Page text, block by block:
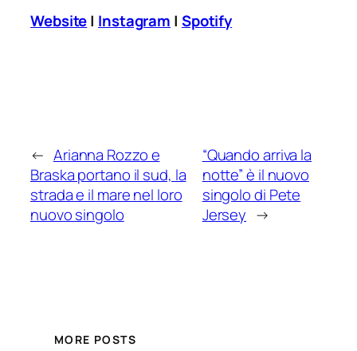
Website| Instagram | Spotify
← Arianna Rozzo e
Braska portano il sud, la
strada e il mare nel loro
nuovo singolo
“Quando arriva la
notte” è il nuovo
singolo di Pete
Jersey →
MORE POSTS